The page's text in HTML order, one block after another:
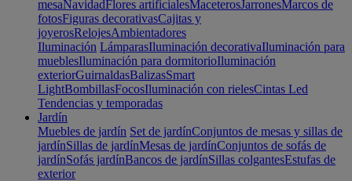
mesaNavidadFlores artificialesMaceterosJarronesMarcos de
fotosFiguras decorativasCajitas y
joyerosRelojesAmbientadores
Iluminación LámparasIluminación decorativaIluminación para
mueblesIluminación para dormitorioIluminación
exteriorGuirnaldasBalizasSmart
LightBombillasFocosIluminación con rielesCintas Led
Tendencias y temporadas
Jardín
Muebles de jardín Set de jardínConjuntos de mesas y sillas de
jardínSillas de jardínMesas de jardínConjuntos de sofás de
jardínSofás jardínBancos de jardínSillas colgantesEstufas de
exterior